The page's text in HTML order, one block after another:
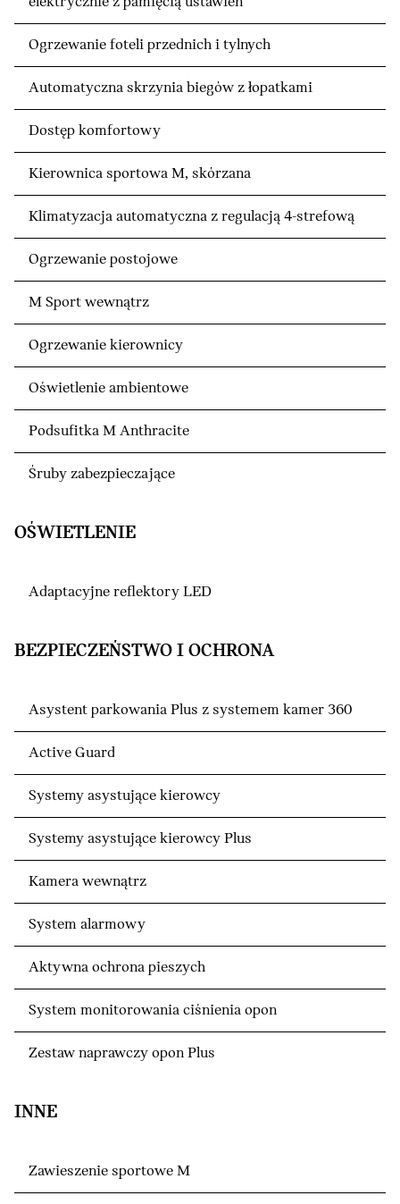
Ogrzewanie foteli przednich i tylnych
Automatyczna skrzynia biegów z łopatkami
Dostęp komfortowy
Kierownica sportowa M, skórzana
Klimatyzacja automatyczna z regulacją 4-strefową
Ogrzewanie postojowe
M Sport wewnątrz
Ogrzewanie kierownicy
Oświetlenie ambientowe
Podsufitka M Anthracite
Śruby zabezpieczające
OŚWIETLENIE
Adaptacyjne reflektory LED
BEZPIECZEŃSTWO I OCHRONA
Asystent parkowania Plus z systemem kamer 360
Active Guard
Systemy asystujące kierowcy
Systemy asystujące kierowcy Plus
Kamera wewnątrz
System alarmowy
Aktywna ochrona pieszych
System monitorowania ciśnienia opon
Zestaw naprawczy opon Plus
INNE
Zawieszenie sportowe M